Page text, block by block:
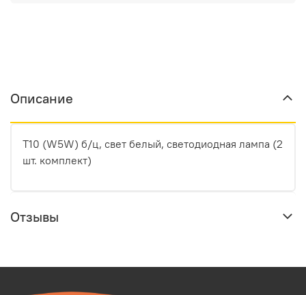
Описание
T10 (W5W) б/ц, свет белый, светодиодная лампа (2
шт. комплект)
Отзывы